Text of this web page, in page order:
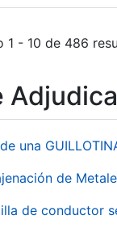
1 - 10 de 486
una
de
de conductor